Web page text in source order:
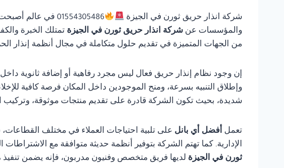
شركة انذار حريق ثورن في الجيزة
01554305486 في
والمؤسسات عن شركة انذار حريق ثورن في الجيزة تمتلك الخبرة
من الجهات المتميزة في تقديم حلول متكاملة في مجال أنظمة إنذار
إن وجود نظام إنذار حريق فعال ليس مجرد رفاهية أو إضافة ثانوية
وإطلاق التنبيه بسرعة، ومنح الموجودين داخل المكان فرصة كافية
شديدة، بحيث تكون الشركة قادرة على تقديم منتجات موثوقة، وتركيب
تعمل أفضل أي بانل على تلبية احتياجات العملاء في مختلف القطاعات،
الإدارية. كما تهتم الشركة بتوفير أنظمة حديثة متوافقة مع
ثورن في الجيزة لديها فريق متخصص وفنيون مدربون، فإنه يضمن